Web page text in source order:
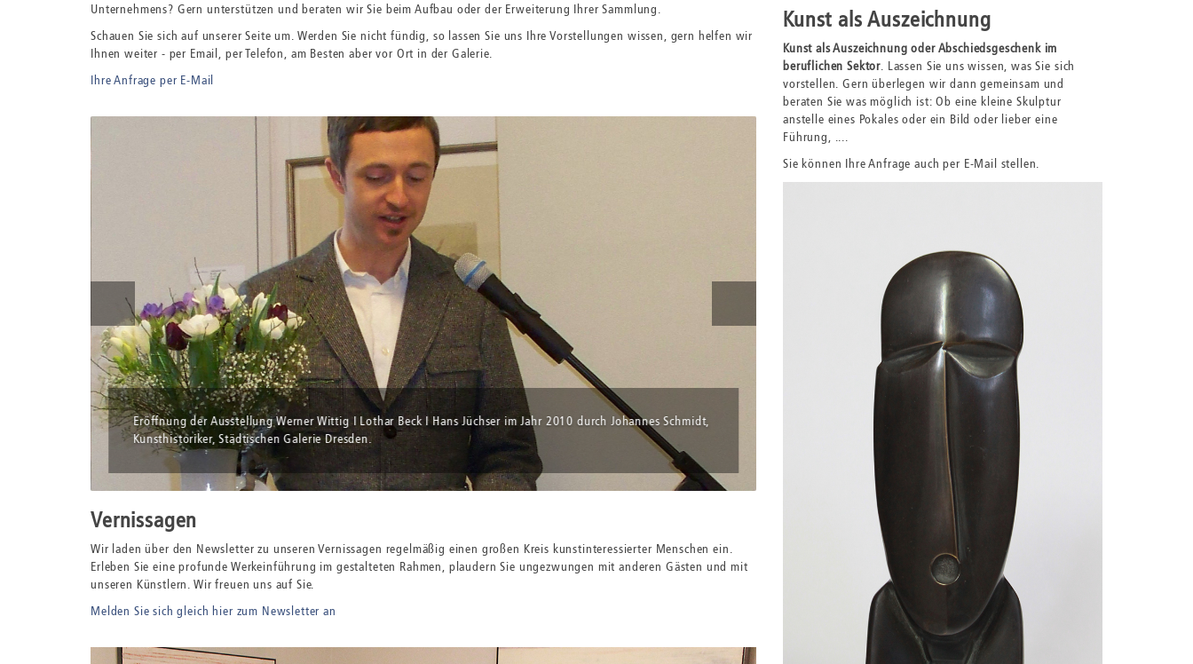
Unternehmens? Gern unterstützen und beraten wir Sie beim Aufbau oder der Erweiterung Ihrer Sammlung.
Schauen Sie sich auf unserer Seite um. Werden Sie nicht fündig, so lassen Sie uns Ihre Vorstellungen wissen, gern helfen wir
Ihnen weiter - per Email, per Telefon, am Besten aber vor Ort in der Galerie.
Ihre Anfrage per E-Mail
Eröffnung der Ausstellung Werner Wittig I Lothar Beck I Hans Jüchser im Jahr 2010 durch Johannes Schmidt,
Kunsthistoriker, Städtischen Galerie Dresden.
Eröffnung der Ausstellung Stephanie Marx I Thomas
Vernissagen
Wir laden über den Newsletter zu unseren Vernissagen regelmäßig einen großen Kreis kunstinteressierter Menschen ein.
Erleben Sie eine profunde Werkeinführung im gestalteten Rahmen, plaudern Sie ungezwungen mit anderen Gästen und mit
unseren Künstlern. Wir freuen uns auf Sie.
Melden Sie sich gleich hier zum Newsletter an
Kunst als Auszeichnung
Kunst als Auszeichnung oder Abschiedsgeschenk im
beruflichen Sektor. Lassen Sie uns wissen, was Sie sich
vorstellen. Gern überlegen wir dann gemeinsam und
beraten Sie was möglich ist: Ob eine kleine Skulptur
anstelle eines Pokales oder ein Bild oder lieber eine
Führung, ....
Sie können Ihre Anfrage auch per E-Mail stellen.